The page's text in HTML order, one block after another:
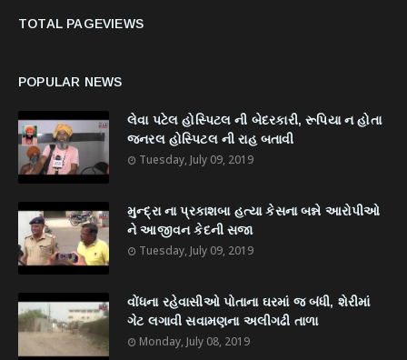
TOTAL PAGEVIEWS
POPULAR NEWS
લેવા પટેલ હોસ્પિટલ ની બેદરકારી, રૂપિયા ન હોતા
જનરલ હોસ્પિટલ ની રાહ બતાવી
Tuesday, July 09, 2019
મુન્દ્રા ના પ્રકાશબા હત્યા કેસના બન્ને આરોપીઓ
ને આજીવન કેદની સજા
Tuesday, July 09, 2019
વોંધના રહેવાસીઓ પોતાના ઘરમાં જ બંધી, શેરીમાં
ગેટ લગાવી સવામણના અલીગઢી તાળા
Monday, July 08, 2019